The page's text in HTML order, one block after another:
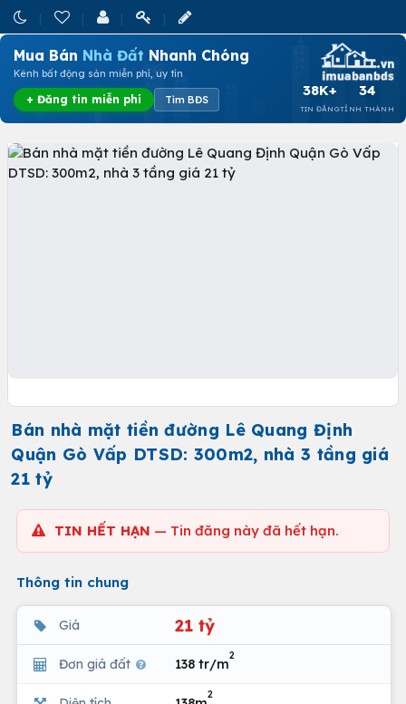
Mua Bán Nhà Đất Nhanh Chóng
Kênh bất động sản miễn phí, uy tín
+ Đăng tin miễn phí Tìm BĐS
38K+
TIN ĐĂNG
34
TỈNH THÀNH
Bán nhà mặt tiền đường Lê Quang Định
Quận Gò Vấp DTSD: 300m2, nhà 3 tầng giá
21 tỷ
TIN HẾT HẠN — Tin đăng này đã hết hạn.
Thông tin chung
Giá 21 tỷ
Đơn giá đất 138 tr/m
2
2